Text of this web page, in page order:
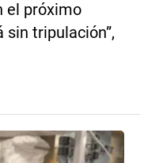
el próximo
tripulación”,